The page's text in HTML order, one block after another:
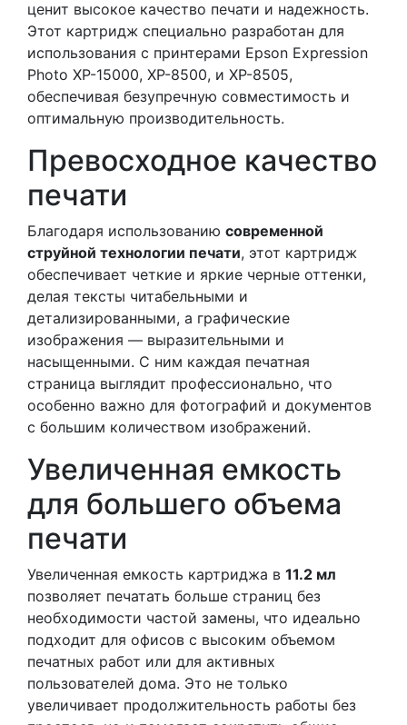
ценит высокое качество печати и надежность.
Этот картридж специально разработан для
использования с принтерами Epson Expression
Photo XP-15000, XP-8500, и XP-8505,
обеспечивая безупречную совместимость и
оптимальную производительность.
Превосходное качество
печати
Благодаря использованию современной
струйной технологии печати, этот картридж
обеспечивает четкие и яркие черные оттенки,
делая тексты читабельными и
детализированными, а графические
изображения — выразительными и
насыщенными. С ним каждая печатная
страница выглядит профессионально, что
особенно важно для фотографий и документов
с большим количеством изображений.
Увеличенная емкость
для большего объема
печати
Увеличенная емкость картриджа в 11.2 мл
позволяет печатать больше страниц без
необходимости частой замены, что идеально
подходит для офисов с высоким объемом
печатных работ или для активных
пользователей дома. Это не только
увеличивает продолжительность работы без